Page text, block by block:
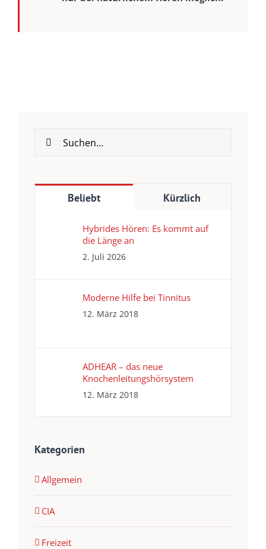
Suche
Beliebt Kürzlich
Hybrides Hören: Es kommt auf
die Länge an
2. Juli 2026
Moderne Hilfe bei Tinnitus
12. März 2018
ADHEAR – das neue
Knochenleitungshörsystem
12. März 2018
Kategorien
Allgemein
CIA
Freizeit